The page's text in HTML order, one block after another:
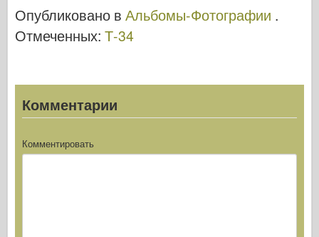
Опубликовано в Альбомы-Фотографии .
Отмеченных: Т-34
Комментарии
Комментировать